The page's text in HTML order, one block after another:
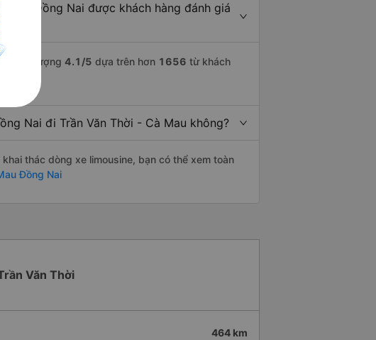
đi Đồng Nai được khách hàng đánh giá
chất lượng 4.1 /5 dựa trên hơn 1656 từ khách
Nai đi Trần Văn Thời - Cà Mau không?
thác dòng xe limousine, bạn có thể xem toàn
Đồng Nai
Văn Thời
464 km